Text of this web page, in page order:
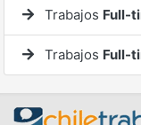
Trabajos Full-
Trabajos Full-